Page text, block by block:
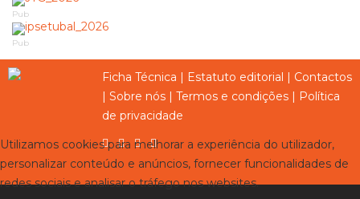
Pub
Pub
Ficha Técnica | Estatuto editorial | Contactos
| Sobre nós | Termos e condições | Política
de privacidade
Utilizamos cookies para melhorar a experiência do utilizador,
personalizar conteúdo e anúncios, fornecer funcionalidades de
redes sociais e analisar o tráfego nos websites.